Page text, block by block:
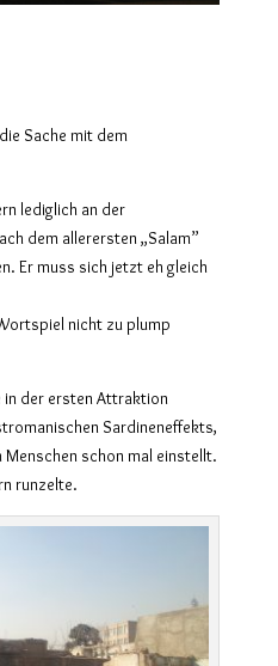
Sache mit dem
lediglich an der
dem allerersten „Salam”
Er muss sich jetzt eh gleich
nicht zu plump
in der ersten Attraktion
Sardineneffekts,
Menschen schon mal einstellt.
runzelte.